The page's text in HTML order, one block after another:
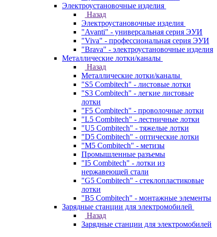
Электроустановочные изделия
Назад
Электроустановочные изделия
"Avanti" - универсальная серия ЭУИ
"Viva" - профессиональная серия ЭУИ
"Brava" - электроустановочные изделия
Металлические лотки/каналы
Назад
Металлические лотки/каналы
"S5 Combitech" - листовые лотки
"S3 Combitech" - легкие листовые
лотки
"F5 Combitech" - проволочные лотки
"L5 Combitech" - лестничные лотки
"U5 Combitech" - тяжелые лотки
"D5 Combitech" - оптические лотки
"M5 Combitech" - метизы
Промышленные разъемы
"I5 Combitech" - лотки из
нержавеющей стали
"G5 Combitech" - стеклопластиковые
лотки
"B5 Combitech" - монтажные элементы
Зарядные станции для электромобилей
Назад
Зарядные станции для электромобилей